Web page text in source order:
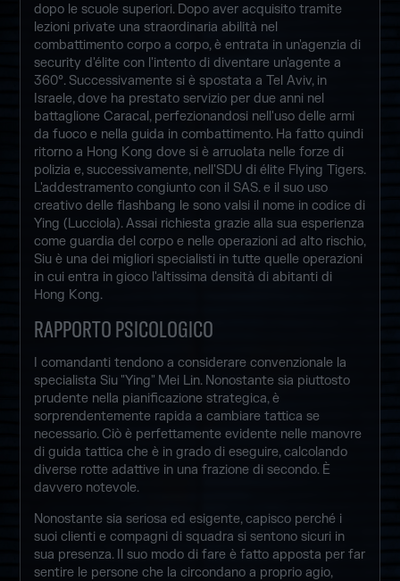
dopo le scuole superiori. Dopo aver acquisito tramite
lezioni private una straordinaria abilità nel
combattimento corpo a corpo, è entrata in un'agenzia di
security d'élite con l'intento di diventare un'agente a
360°. Successivamente si è spostata a Tel Aviv, in
Israele, dove ha prestato servizio per due anni nel
battaglione Caracal, perfezionandosi nell'uso delle armi
da fuoco e nella guida in combattimento. Ha fatto quindi
ritorno a Hong Kong dove si è arruolata nelle forze di
polizia e, successivamente, nell'SDU di élite Flying Tigers.
L'addestramento congiunto con il SAS. e il suo uso
creativo delle flashbang le sono valsi il nome in codice di
Ying (Lucciola). Assai richiesta grazie alla sua esperienza
come guardia del corpo e nelle operazioni ad alto rischio,
Siu è una dei migliori specialisti in tutte quelle operazioni
in cui entra in gioco l'altissima densità di abitanti di
Hong Kong.
RAPPORTO PSICOLOGICO
I comandanti tendono a considerare convenzionale la
specialista Siu "Ying" Mei Lin. Nonostante sia piuttosto
prudente nella pianificazione strategica, è
sorprendentemente rapida a cambiare tattica se
necessario. Ciò è perfettamente evidente nelle manovre
di guida tattica che è in grado di eseguire, calcolando
diverse rotte adattive in una frazione di secondo. È
davvero notevole.
Nonostante sia seriosa ed esigente, capisco perché i
suoi clienti e compagni di squadra si sentono sicuri in
sua presenza. Il suo modo di fare è fatto apposta per far
sentire le persone che la circondano a proprio agio,